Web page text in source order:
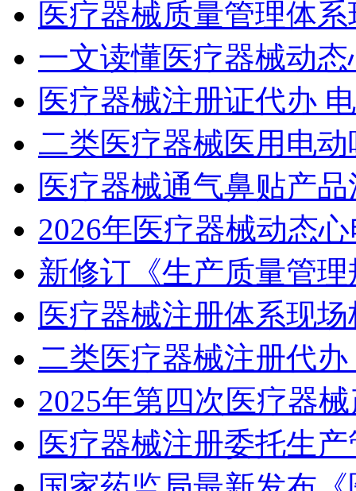
医疗器械质量管理体
一文读懂医疗器械动
医疗器械注册证代办
二类医疗器械医用电
医疗器械通气鼻贴产
2026年医疗器械动态
新修订《生产质量管
医疗器械注册体系现
二类医疗器械注册代
2025年第四次医疗器
医疗器械注册委托生